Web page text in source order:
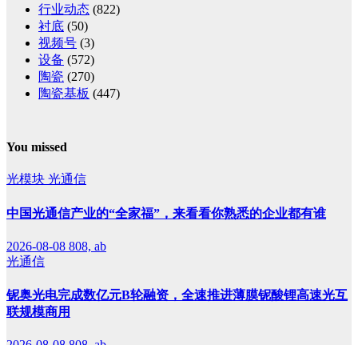
行业动态 (822)
衬底 (50)
视频号 (3)
设备 (572)
陶瓷 (270)
陶瓷基板 (447)
You missed
光模块 光通信
中国光通信产业的“全家福”，来看看你熟悉的企业都有谁
2026-08-08 808, ab
光通信
铌奥光电完成数亿元B轮融资，全速推进薄膜铌酸锂高速光互
联规模商用